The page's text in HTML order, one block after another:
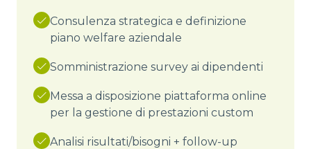
Consulenza strategica e definizione
piano welfare aziendale
Somministrazione survey ai dipendenti
Messa a disposizione piattaforma online
per la gestione di prestazioni custom
Analisi risultati/bisogni + follow-up